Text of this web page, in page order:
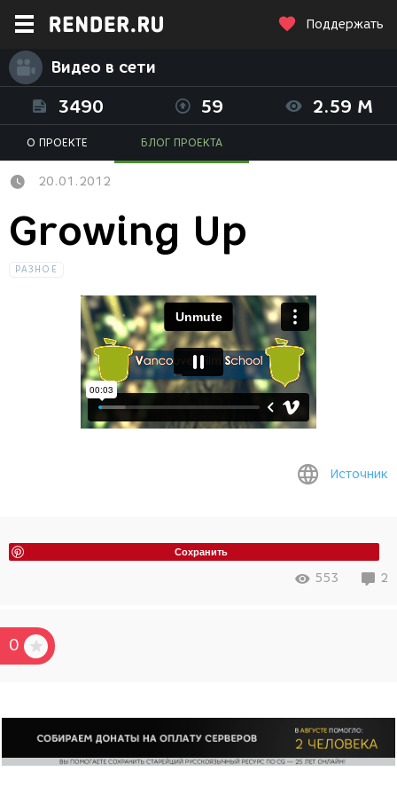
Поддержать
Видео в сети
3490 59 2.59 M
О ПРОЕКТЕ БЛОГ ПРОЕКТА
20.01.2012
Growing Up
РАЗНОЕ
Источник
Сохранить
553 2
0